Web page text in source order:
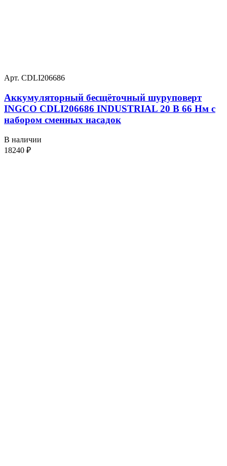
Арт. CDLI206686
Аккумуляторный бесщёточный шуруповерт
INGCO CDLI206686 INDUSTRIAL 20 В 66 Нм с
набором сменных насадок
В наличии
18240 ₽